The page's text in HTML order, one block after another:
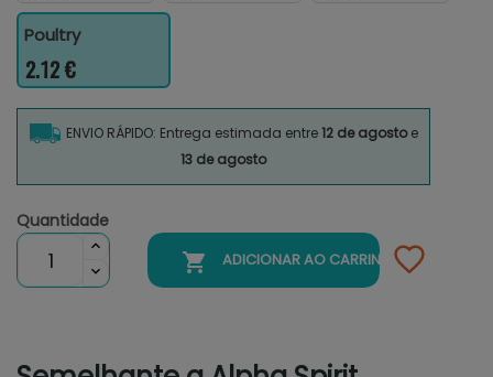
Poultry
2.12 €
ENVIO RÁPIDO: Entrega estimada entre12 de agostoe
13 de agosto
Quantidade
 ADICIONAR AO CARRINHO